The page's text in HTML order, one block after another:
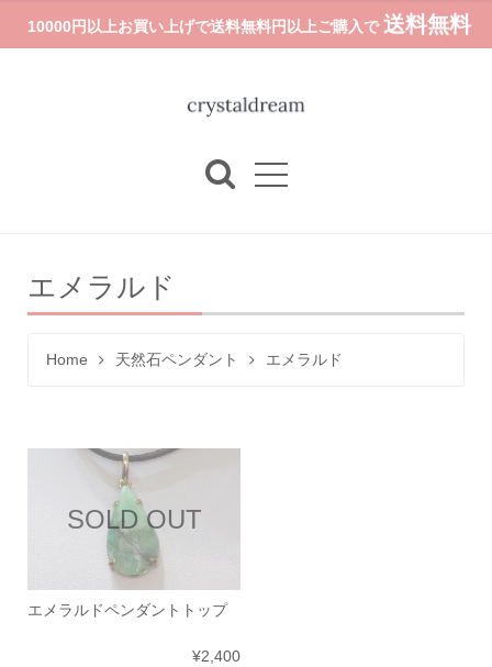
10000円以上お買い上げで送料無料円以上ご購入で 送料無料
エメラルド
Home 天然石ペンダント エメラルド
SOLD OUT
エメラルドペンダントトップ
¥2,400